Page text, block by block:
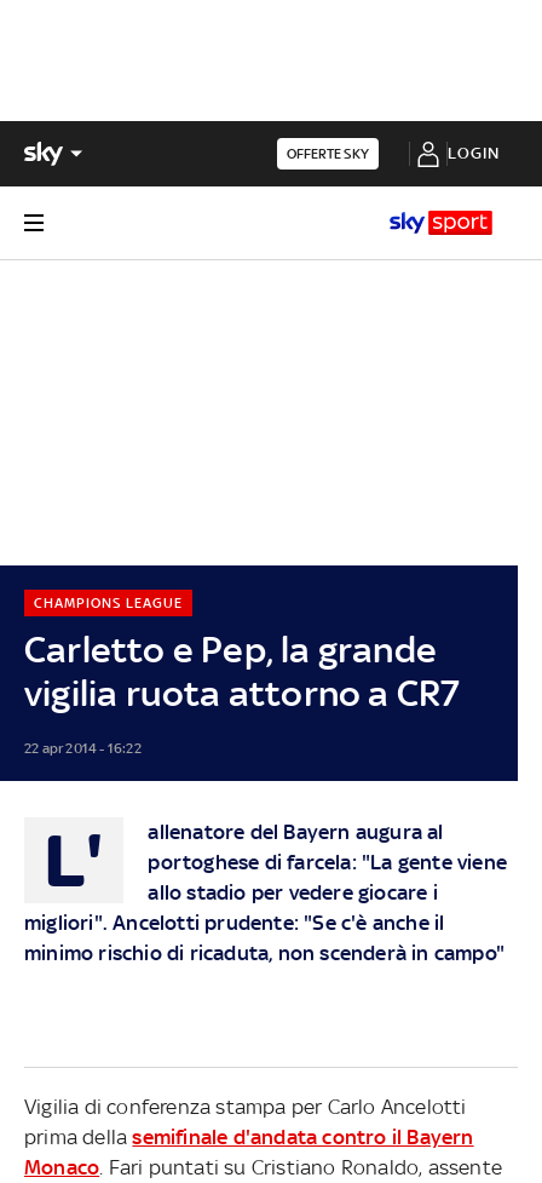
OFFERTE SKY LOGIN
Carletto e Pep, la grande
vigilia ruota attorno a CR7
CHAMPIONS LEAGUE
22 apr 2014 - 16:22
L'
allenatore del Bayern augura al
portoghese di farcela: "La gente viene
allo stadio per vedere giocare i
migliori". Ancelotti prudente: "Se c'è anche il
minimo rischio di ricaduta, non scenderà in campo"
Vigilia di conferenza stampa per Carlo Ancelotti
prima dellasemifinale d'andata contro il Bayern
Monaco . Fari puntati su Cristiano Ronaldo, assente